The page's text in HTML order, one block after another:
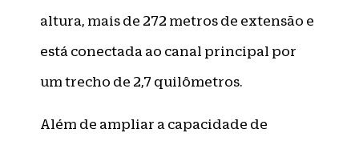
altura, mais de 272 metros de extensão e
está conectada ao canal principal por
um trecho de 2,7 quilômetros.
Além de ampliar a capacidade de